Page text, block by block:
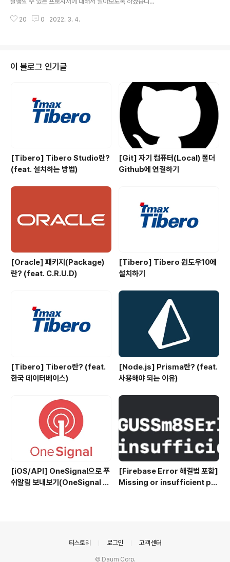
입 또는 업데이트 또는 삭제), 언제(이벤트 발생 전 또는 이
벤트 발생 후) 트리거를 발생시킬지 정해줍니다. BEFORE
베이스에 대한 일련의 작업을 정리한 절차를 관계형 데이
하나의 함수처럼 실행하기 위한 쿼리의 집합입니다. 즉, 특
정 작업을 위한 쿼리들의 블록입니다. (거의 함수와 비슷합
니다. 차이점은 여기 에서 확인하시면 됩니다.) 장점 하나의
요청으로 여러 SQL문을 실행시킬 수 있습니다. (네트워크
부하를 줄일 수 있음) 네트워크 소요 시간을 줄여 성능을 개
선할 수 있습니..
20 0 2022. 3. 4.
이 블로그 인기글
[Tibero] Tibero Studio란?
(feat. 설치하는 방법)
[Git] 자기 컴퓨터(Local) 폴더
Github에 연결하기
[Oracle] 패키지(Package)
란? (feat. C.R.U.D)
[Tibero] Tibero 윈도우10에
설치하기
[Tibero] Tibero란? (feat.
한국 데이터베이스)
[Node.js] Prisma란? (feat.
사용해야 되는 이유)
[iOS/API] OneSignal으로 푸
쉬알림 보내보기(OneSignal P
[Firebase Error 해결법 포함]
Missing or insufficient per
티스토리 로그인 고객센터
© Daum Corp.